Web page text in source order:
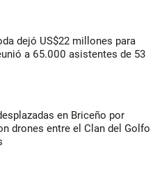
dejó US$22 millones para
a 65.000 asistentes de 53
en Briceño por
drones entre el Clan del Golfo